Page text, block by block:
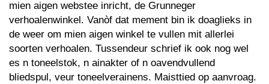
mien aigen webstee inricht, de Grunneger
verhoalenwinkel. Vanòf dat mement bin ik doaglieks in
de weer om mien aigen winkel te vullen mit allerlei
soorten verhoalen. Tussendeur schrief ik ook nog wel
es n toneelstok, n ainakter of n oavendvullend
bliedspul, veur toneelverainens. Maisttied op aanvroag.